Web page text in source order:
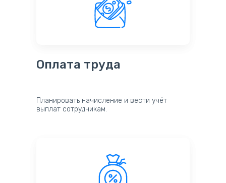
Оплата труда
Планировать начисление и вести учёт
выплат сотрудникам.